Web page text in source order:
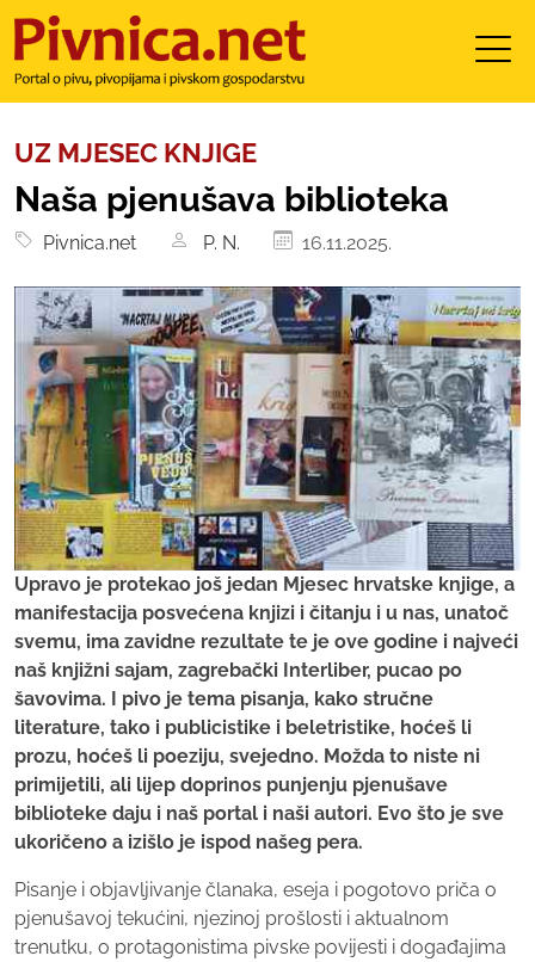
UZ MJESEC KNJIGE
Naša pjenušava biblioteka
Pivnica.net P. N. 16.11.2025.
Upravo je protekao još jedan Mjesec hrvatske knjige, a
manifestacija posvećena knjizi i čitanju i u nas, unatoč
svemu, ima zavidne rezultate te je ove godine i najveći
naš knjižni sajam, zagrebački Interliber, pucao po
šavovima. I pivo je tema pisanja, kako stručne
literature, tako i publicistike i beletristike, hoćeš li
prozu, hoćeš li poeziju, svejedno. Možda to niste ni
primijetili, ali lijep doprinos punjenju pjenušave
biblioteke daju i naš portal i naši autori. Evo što je sve
ukoričeno a izišlo je ispod našeg pera.
Pisanje i objavljivanje članaka, eseja i pogotovo priča o
pjenušavoj tekućini, njezinoj prošlosti i aktualnom
trenutku, o protagonistima pivske povijesti i događajima